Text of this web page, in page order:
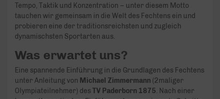
Tempo, Taktik und Konzentration – unter diesem Motto
tauchen wir gemeinsam in die Welt des Fechtens ein und
probieren eine der traditionsreichsten und zugleich
dynamischsten Sportarten aus.
Was erwartet uns?
Eine spannende Einführung in die Grundlagen des Fechtens
unter Anleitung von Michael Zimmermann (2maliger
Olympiateilnehmer) desTV Paderborn 1875. Nach einer